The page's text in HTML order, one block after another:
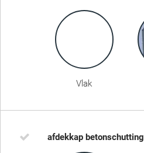
Vlak
afdekkap betonschutting